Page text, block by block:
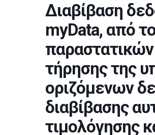
Διαβίβαση
myData, από
τήρησης της
οριζόμενων
διαβίβασης
τιμολόγησης